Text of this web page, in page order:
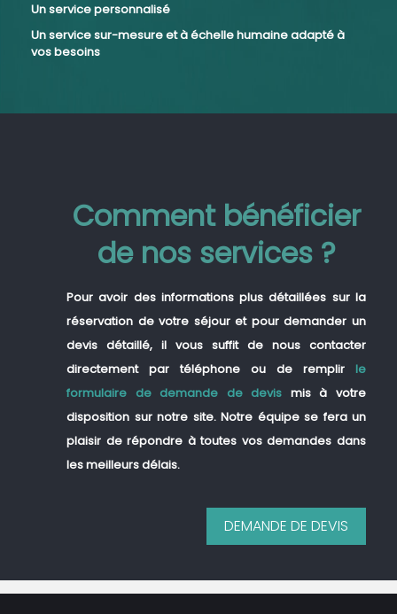
Un service personnalisé
Un service sur-mesure et à échelle humaine adapté à
vos besoins
Comment bénéficier
de nos services ?
Pour avoir des informations plus détaillées sur la
réservation de votre séjour et pour demander un
devis détaillé, il vous suffit de nous contacter
directement par téléphone ou de remplir le
formulaire de demande de devis mis à votre
disposition sur notre site. Notre équipe se fera un
plaisir de répondre à toutes vos demandes dans
les meilleurs délais.
DEMANDE DE DEVIS